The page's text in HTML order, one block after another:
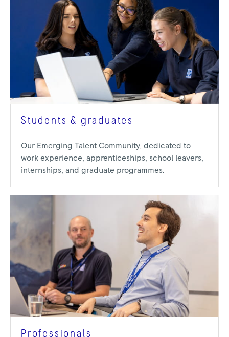
Students & graduates
Our Emerging Talent Community, dedicated to
work experience, apprenticeships, school leavers,
internships, and graduate programmes.
Professionals